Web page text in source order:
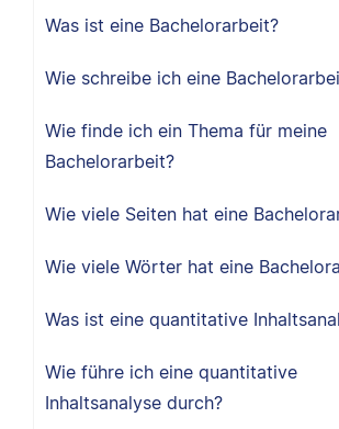
Was ist eine Bachelorarbeit?
Wie schreibe ich eine
Wie finde ich ein Thema für meine
Bachelorarbeit?
Wie viele Seiten hat eine
Wie viele Wörter hat eine
Was ist eine quantitative
Wie führe ich eine quantitative
Inhaltsanalyse durch?